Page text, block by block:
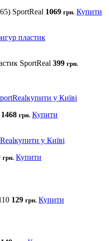
SportReal 1069 грн. Купити
SportReal 399 грн.
1468 грн. Купити
грн. Купити
129 грн. Купити